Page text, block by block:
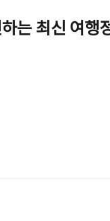
는 최신 여행